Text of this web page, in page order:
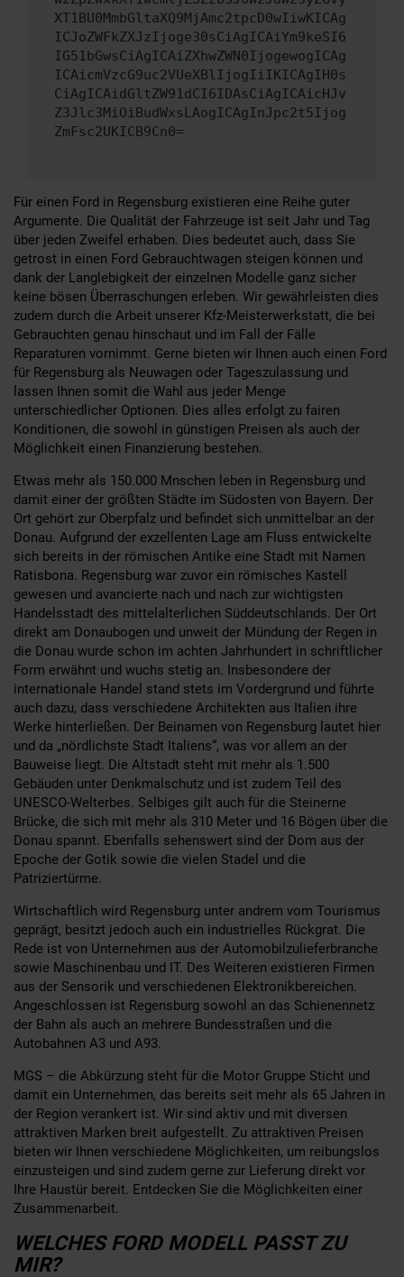
XT1BU0MmbGltaXQ9MjAmc2tpcD0wIiwKICAg
ICJoZWFkZXJzIjoge30sCiAgICAiYm9keSI6
IG51bGwsCiAgICAiZXhwZWN0IjogewogICAg
ICAicmVzcG9uc2VUeXBlIjogIiIKICAgIH0s
CiAgICAidGltZW91dCI6IDAsCiAgICAicHJv
Z3Jlc3MiOiBudWxsLAogICAgInJpc2t5Ijog
ZmFsc2UKICB9Cn0=
Für einen Ford in Regensburg existieren eine Reihe guter
Argumente. Die Qualität der Fahrzeuge ist seit Jahr und Tag
über jeden Zweifel erhaben. Dies bedeutet auch, dass Sie
getrost in einen Ford Gebrauchtwagen steigen können und
dank der Langlebigkeit der einzelnen Modelle ganz sicher
keine bösen Überraschungen erleben. Wir gewährleisten dies
zudem durch die Arbeit unserer Kfz-Meisterwerkstatt, die bei
Gebrauchten genau hinschaut und im Fall der Fälle
Reparaturen vornimmt. Gerne bieten wir Ihnen auch einen Ford
für Regensburg als Neuwagen oder Tageszulassung und
lassen Ihnen somit die Wahl aus jeder Menge
unterschiedlicher Optionen. Dies alles erfolgt zu fairen
Konditionen, die sowohl in günstigen Preisen als auch der
Möglichkeit einen Finanzierung bestehen.
Etwas mehr als 150.000 Mnschen leben in Regensburg und
damit einer der größten Städte im Südosten von Bayern. Der
Ort gehört zur Oberpfalz und befindet sich unmittelbar an der
Donau. Aufgrund der exzellenten Lage am Fluss entwickelte
sich bereits in der römischen Antike eine Stadt mit Namen
Ratisbona. Regensburg war zuvor ein römisches Kastell
gewesen und avancierte nach und nach zur wichtigsten
Handelsstadt des mittelalterlichen Süddeutschlands. Der Ort
direkt am Donaubogen und unweit der Mündung der Regen in
die Donau wurde schon im achten Jahrhundert in schriftlicher
Form erwähnt und wuchs stetig an. Insbesondere der
internationale Handel stand stets im Vordergrund und führte
auch dazu, dass verschiedene Architekten aus Italien ihre
Werke hinterließen. Der Beinamen von Regensburg lautet hier
und da „nördlichste Stadt Italiens“, was vor allem an der
Bauweise liegt. Die Altstadt steht mit mehr als 1.500
Gebäuden unter Denkmalschutz und ist zudem Teil des
UNESCO-Welterbes. Selbiges gilt auch für die Steinerne
Brücke, die sich mit mehr als 310 Meter und 16 Bögen über die
Donau spannt. Ebenfalls sehenswert sind der Dom aus der
Epoche der Gotik sowie die vielen Stadel und die
Patriziertürme.
Wirtschaftlich wird Regensburg unter andrem vom Tourismus
geprägt, besitzt jedoch auch ein industrielles Rückgrat. Die
Rede ist von Unternehmen aus der Automobilzulieferbranche
sowie Maschinenbau und IT. Des Weiteren existieren Firmen
aus der Sensorik und verschiedenen Elektronikbereichen.
Angeschlossen ist Regensburg sowohl an das Schienennetz
der Bahn als auch an mehrere Bundesstraßen und die
Autobahnen A3 und A93.
MGS – die Abkürzung steht für die Motor Gruppe Sticht und
damit ein Unternehmen, das bereits seit mehr als 65 Jahren in
der Region verankert ist. Wir sind aktiv und mit diversen
attraktiven Marken breit aufgestellt. Zu attraktiven Preisen
bieten wir Ihnen verschiedene Möglichkeiten, um reibungslos
einzusteigen und sind zudem gerne zur Lieferung direkt vor
Ihre Haustür bereit. Entdecken Sie die Möglichkeiten einer
Zusammenarbeit.
WELCHES FORD MODELL PASST ZU
MIR?